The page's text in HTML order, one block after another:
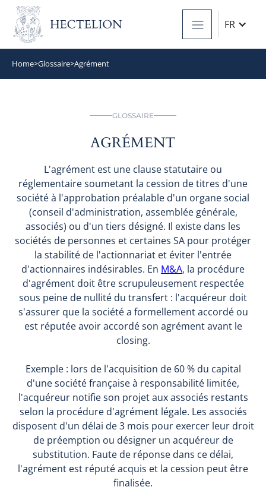
FR
Home>Glossaire>Agrément
GLOSSAIRE
AGRÉMENT
L'agrément est une clause statutaire ou
réglementaire soumetant la cession de titres d'une
société à l'approbation préalable d'un organe social
(conseil d'administration, assemblée générale,
associés) ou d'un tiers désigné. Il existe dans les
sociétés de personnes et certaines SA pour protéger
la stabilité de l'actionnariat et éviter l'entrée
d'actionnaires indésirables. En M&A, la procédure
d'agrément doit être scrupuleusement respectée
sous peine de nullité du transfert : l'acquéreur doit
s'assurer que la société a formellement accordé ou
est réputée avoir accordé son agrément avant le
closing.
Exemple : lors de l'acquisition de 60 % du capital
d'une société française à responsabilité limitée,
l'acquéreur notifie son projet aux associés restants
selon la procédure d'agrément légale. Les associés
disposent d'un délai de 3 mois pour exercer leur droit
de préemption ou désigner un acquéreur de
substitution. Faute de réponse dans ce délai,
l'agrément est réputé acquis et la cession peut être
finalisée.